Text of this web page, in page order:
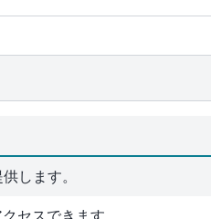
します。